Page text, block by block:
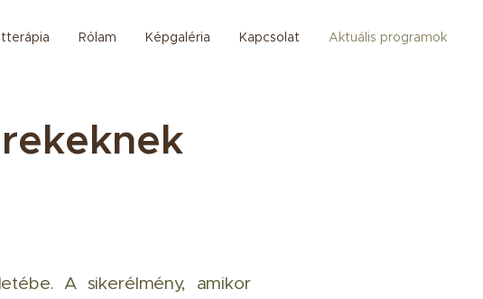
Rólam Képgaléria Kapcsolat Aktuális programok
A sikerélmény, amikor